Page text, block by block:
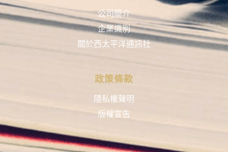
公司簡介
企業識別
關於西太平洋通訊社
政策條款
隱私權聲明
版權宣告